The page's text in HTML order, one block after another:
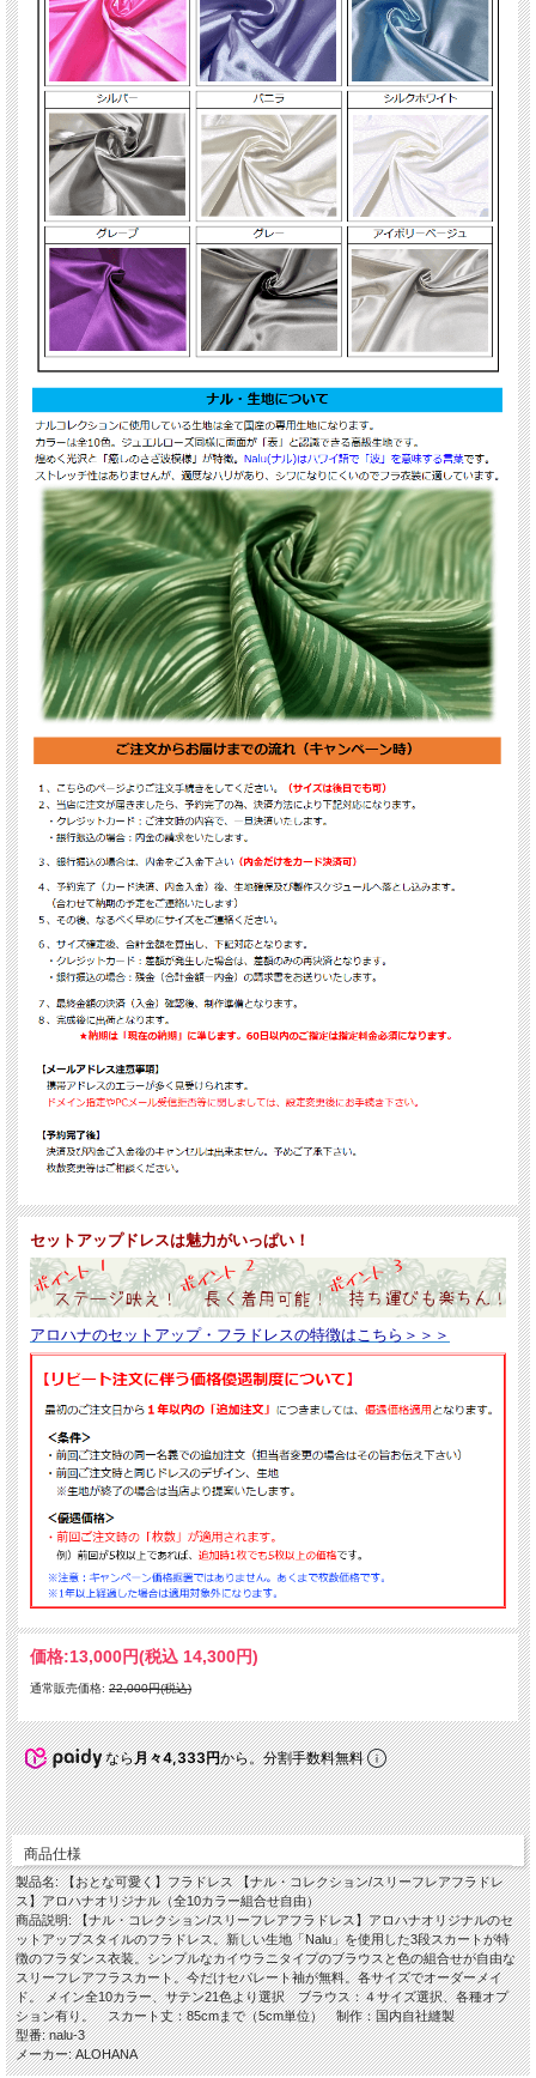
セットアップドレスは魅力がいっぱい！
アロハナのセットアップ・フラドレスの特徴はこちら＞＞＞
価格:13,000円(税込 14,300円)
通常販売価格: 22,000円(税込)
なら月々4,333円から。分割手数料無料
商品仕様
製品名: 【おとな可愛く】フラドレス 【ナル・コレクション/スリーフレアフラドレ
ス】アロハナオリジナル（全10カラー組合せ自由）
商品説明: 【ナル・コレクション/スリーフレアフラドレス】アロハナオリジナルのセ
ットアップスタイルのフラドレス。新しい生地「Nalu」を使用した3段スカートが特
徴のフラダンス衣装。シンプルなカイウラニタイプのブラウスと色の組合せが自由な
スリーフレアフラスカート。今だけセパレート袖が無料。各サイズでオーダーメイ
ド。 メイン全10カラー、サテン21色より選択 ブラウス：４サイズ選択、各種オプ
ション有り。 スカート丈：85cmまで（5cm単位） 制作：国内自社縫製
型番: nalu-3
メーカー: ALOHANA